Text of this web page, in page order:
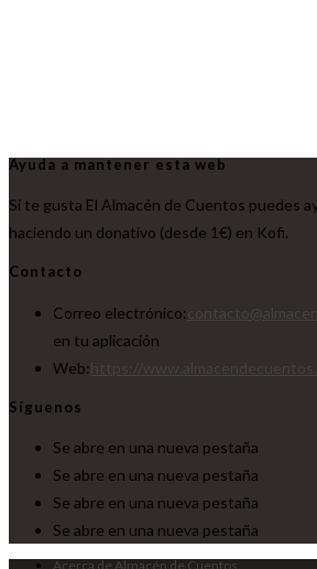
Ayuda a mantener esta web
Si te gusta El Almacén de Cuentos puedes
haciendo un donativo (desde 1€) en Kofi.
Contacto
Correo electrónico:
en tu aplicación
Web:
Síguenos
Se abre en una nueva pestaña
Se abre en una nueva pestaña
Se abre en una nueva pestaña
Se abre en una nueva pestaña
Acerca de Almacén de Cuentos